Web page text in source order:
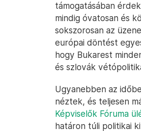
támogatásában
mindig óvatosan és
sokszorosan az
európai döntést
hogy Bukarest
és szlovák
Ugyanebben az
néztek, és teljesen
Képviselők Fóruma
határon túli politikai